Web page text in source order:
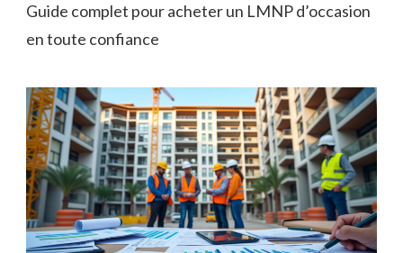
Guide complet pour acheter un LMNP d’occasion
en toute confiance